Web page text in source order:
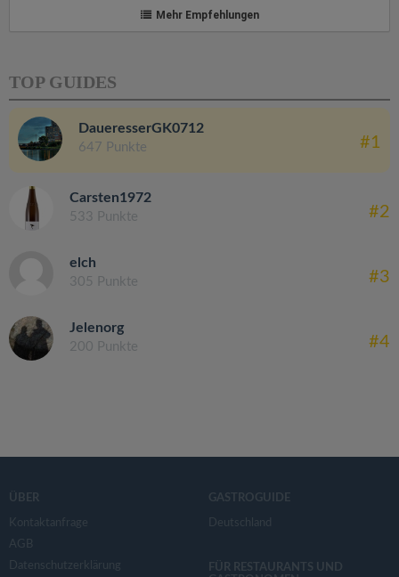
Mehr Empfehlungen
TOP GUIDES
DaueresserGK0712
647 Punkte #1
Carsten1972
533 Punkte #2
elch
305 Punkte #3
Jelenorg
200 Punkte #4
ÜBER
Kontaktanfrage
AGB
Datenschutzerklärung
GASTROGUIDE
Deutschland
FÜR RESTAURANTS UND